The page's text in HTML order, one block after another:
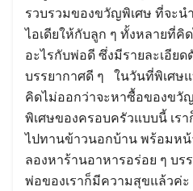
รวบรวมของขวัญพิเศษ ที่จะน
ไอเดียให้กับลูก ๆ ทั้งหลายที่
อะไรกับพ่อดี ซึ่งมีรายละเอีย
บรรยากาศดี ๆ ในวันที่พิเศษ
คิดไม่ออกว่าจะหาซื้อของขวั
พิเศษของครอบครัวแบบนี้ เร
ไปทานข้าวนอกบ้าน พร้อมห
ลองหาร้านอาหารอร่อย ๆ บ
พ่อของเราก็มีความสุขแล้วค่ะ